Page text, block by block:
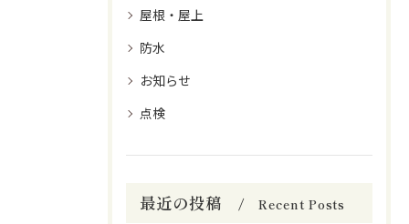
屋根・屋上
防水
お知らせ
点検
最近の投稿 Recent Posts